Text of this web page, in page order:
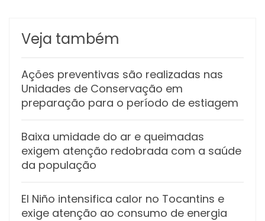
Veja também
Ações preventivas são realizadas nas
Unidades de Conservação em
preparação para o período de estiagem
Baixa umidade do ar e queimadas
exigem atenção redobrada com a saúde
da população
El Niño intensifica calor no Tocantins e
exige atenção ao consumo de energia